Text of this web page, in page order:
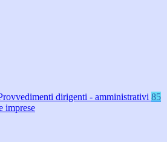
dirigenti - amministrativi 85
imprese